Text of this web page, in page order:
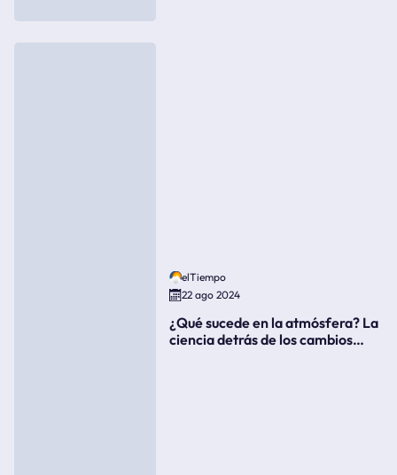
elTiempo
22 ago 2024
¿Qué sucede en la atmósfera? La
ciencia detrás de los cambios